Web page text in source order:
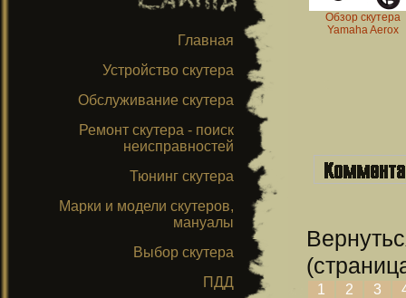
Главная
Устройство скутера
Обслуживание скутера
Ремонт скутера - поиск
неисправностей
Тюнинг скутера
Марки и модели скутеров,
мануалы
Выбор скутера
ПДД
Обзор скутера
Yamaha Aerox
1 2 3